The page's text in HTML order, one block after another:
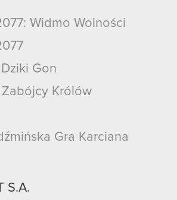
Widmo Wolności
Gon
Królów
Gra Karciana
S.A.